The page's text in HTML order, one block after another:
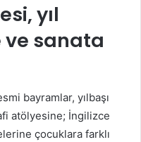
yıl
sanata
bayramlar, yılbaşı
atölyesine; İngilizce
çocuklara farklı